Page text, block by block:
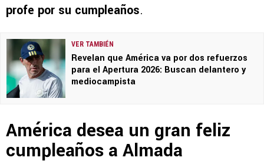
profe por su cumpleaños.
VER TAMBIÉN
Revelan que América va por dos refuerzos
para el Apertura 2026: Buscan delantero y
mediocampista
América desea un gran feliz
cumpleaños a Almada